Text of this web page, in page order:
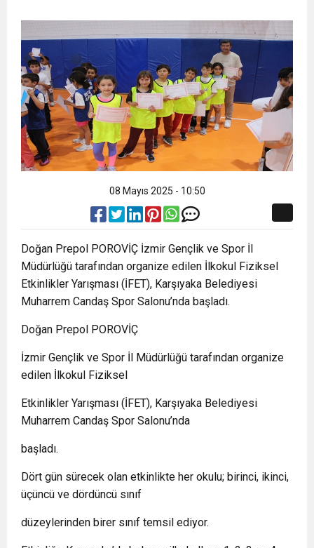
Kulübü’ne Destek Ziyareti
Gösterisi Yaptı
9:33 CHP’li 3 Genç Tutuklandı: Siyasi Saldırının
Hedefinde Mehmet Türkmen mi Var?
8:35 Anneler Günü’nde TAMEV ile İyilik ve Dayanışma
Buluşması
14:11 Buca’da Ruhsatı Tartışmalı İnşaat Meclis
Gündeminde: “Cumhurbaşkanı Kararnamesi
Bile Çiğnendi”
Eğitim Camiasının Yakından Tanıdığı İsim:
Abdulrezak Kaldan Torbalı Yolunda
08 Mayıs 2025 - 10:50
Doğan Prepol POROVİÇ İzmir Gençlik ve Spor İl
Müdürlüğü tarafından organize edilen İlkokul Fiziksel
Etkinlikler Yarışması (İFET), Karşıyaka Belediyesi
Muharrem Candaş Spor Salonu’nda başladı.
Doğan Prepol POROVİÇ
İzmir Gençlik ve Spor İl Müdürlüğü tarafından organize
edilen İlkokul Fiziksel
Etkinlikler Yarışması (İFET), Karşıyaka Belediyesi
Muharrem Candaş Spor Salonu’nda
başladı.
Dört gün sürecek olan etkinlikte her okulu; birinci, ikinci,
üçüncü ve dördüncü sınıf
düzeylerinden birer sınıf temsil ediyor.